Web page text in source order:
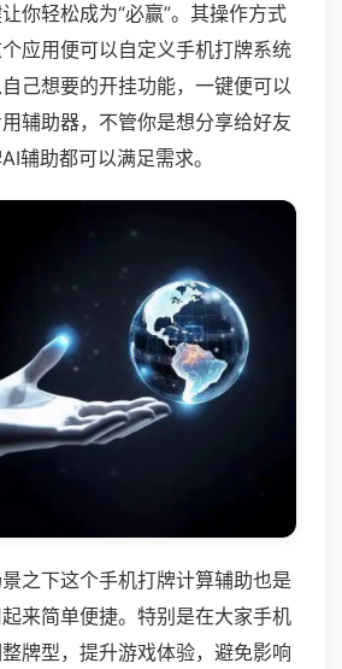
你轻松成为“必赢”。其操作方式
应用便可以自定义手机打牌系统
己想要的开挂功能，一键便可以
辅助器，不管你是想分享给好友
辅助都可以满足需求。
之下这个手机打牌计算辅助也是
来简单便捷。特别是在大家手机
牌型，提升游戏体验，避免影响